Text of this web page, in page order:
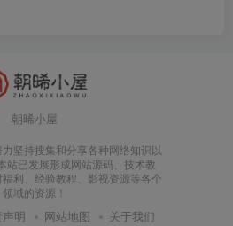
朝晞小屋
坚持搜集和分享各种网络知识以
站已发展形成网站源码、技术教
利、经验教程、影视资源等各个
领域的资源！
明 网站地图 关于我们